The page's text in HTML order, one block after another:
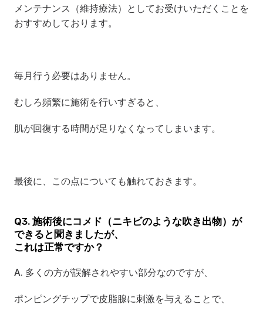
メンテナンス（維持療法）としてお受けいただくことを
おすすめしております。
毎月行う必要はありません。
むしろ頻繁に施術を行いすぎると、
肌が回復する時間が足りなくなってしまいます。
最後に、この点についても触れておきます。
Q3. 施術後にコメド（ニキビのような吹き出物）が
できると聞きましたが、
これは正常ですか？
A. 多くの方が誤解されやすい部分なのですが、
ポンピングチップで皮脂腺に刺激を与えることで、